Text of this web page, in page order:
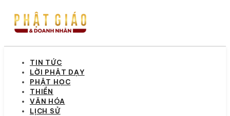
TIN TỨC
LỜI PHẬT DẠY
PHẬT HỌC
THIỀN
VĂN HÓA
LỊCH SỬ